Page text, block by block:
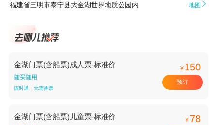
福建省三明市泰宁县大金湖世界地质公园内 地图 
金湖门票(含船票)成人票-标准价
随买随用
随时退 无需换票
¥ 150
预订
金湖门票(含船票)儿童票-标准价 ¥ 78